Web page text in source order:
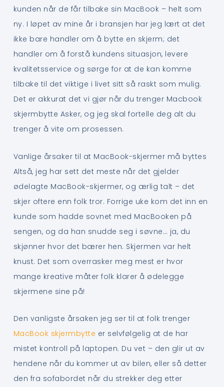
kunden når de får tilbake sin MacBook – helt som
ny. I løpet av mine år i bransjen har jeg lært at det
ikke bare handler om å bytte en skjerm; det
handler om å forstå kundens situasjon, levere
kvalitetsservice og sørge for at de kan komme
tilbake til det viktige i livet sitt så raskt som mulig.
Det er akkurat det vi gjør når du trenger Macbook
skjermbytte Asker, og jeg skal fortelle deg alt du
trenger å vite om prosessen.
Vanlige årsaker til at MacBook-skjermer må byttes
Altså, jeg har sett det meste når det gjelder
ødelagte MacBook-skjermer, og ærlig talt – det
skjer oftere enn folk tror. Forrige uke kom det inn en
kunde som hadde sovnet med MacBooken på
sengen, og da han snudde seg i søvne… ja, du
skjønner hvor det bærer hen. Skjermen var helt
knust. Det som overrasker meg mest er hvor
mange kreative måter folk klarer å ødelegge
skjermene sine på!
Den vanligste årsaken jeg ser til at folk trenger
MacBook skjermbytte er selvfølgelig at de har
mistet kontroll på laptopen. Du vet – den glir ut av
hendene når du kommer ut av bilen, eller så detter
den fra sofabordet når du strekker deg etter